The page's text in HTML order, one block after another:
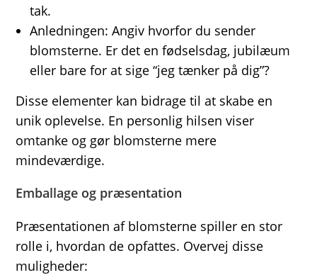
tak.
Anledningen: Angiv hvorfor du sender
blomsterne. Er det en fødselsdag, jubilæum
eller bare for at sige “jeg tænker på dig”?
Disse elementer kan bidrage til at skabe en
unik oplevelse. En personlig hilsen viser
omtanke og gør blomsterne mere
mindeværdige.
Emballage og præsentation
Præsentationen af blomsterne spiller en stor
rolle i, hvordan de opfattes. Overvej disse
muligheder: